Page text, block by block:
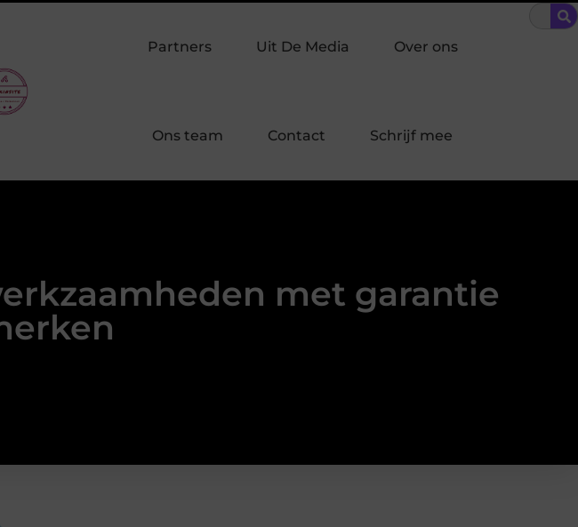
de Gouden Driehoek: welke inbraakpreventie past bij jouw buurt in Laren? Bescherming
Partners Uit De Media Over ons
Ons team Contact Schrijf mee
met garantie